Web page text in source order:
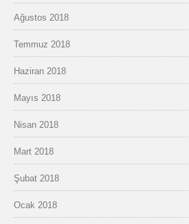
Ağustos 2018
Temmuz 2018
Haziran 2018
Mayıs 2018
Nisan 2018
Mart 2018
Şubat 2018
Ocak 2018